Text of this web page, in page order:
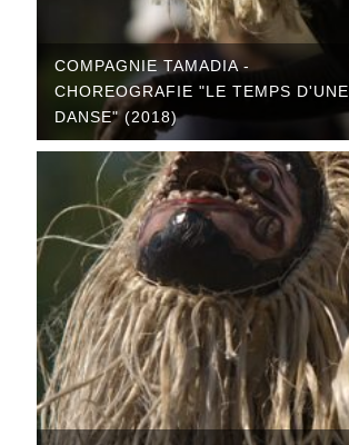
COMPAGNIE TAMADIA -
CHOREOGRAFIE "LE TEMPS D'UNE
DANSE" (2018)